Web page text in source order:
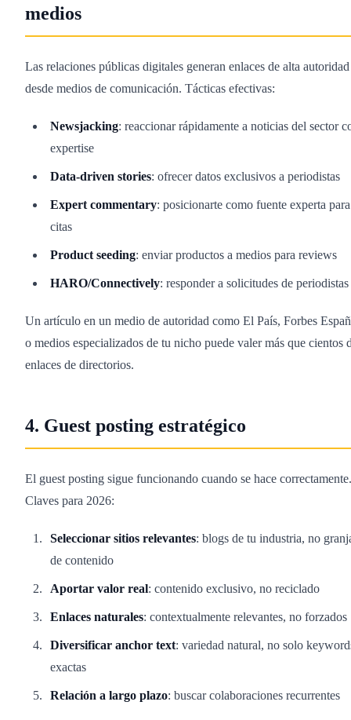
medios
Las relaciones públicas digitales generan enlaces de alta autoridad
desde medios de comunicación. Tácticas efectivas:
Newsjacking: reaccionar rápidamente a noticias del sector
expertise
Data-driven stories: ofrecer datos exclusivos a periodistas
Expert commentary: posicionarte como fuente experta para
citas
Product seeding: enviar productos a medios para reviews
HARO/Connectively: responder a solicitudes de periodistas
Un artículo en un medio de autoridad como El País, Forbes
o medios especializados de tu nicho puede valer más que cientos
enlaces de directorios.
4. Guest posting estratégico
El guest posting sigue funcionando cuando se hace correctamente.
Claves para 2026:
Seleccionar sitios relevantes: blogs de tu industria, no
de contenido
Aportar valor real: contenido exclusivo, no reciclado
Enlaces naturales: contextualmente relevantes, no forzados
Diversificar anchor text: variedad natural, no solo
exactas
Relación a largo plazo: buscar colaboraciones recurrentes